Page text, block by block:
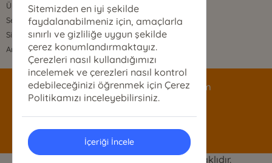
Üye Giriş
Sepetim
Sipariş Takip
Anasayfa
siparis@mecazyayinlari.com
© 2025 Mecaz Yayınları. Her hakkı saklıdır.
Sitemizden en iyi şekilde
faydalanabilmeniz için, amaçlarla
sınırlı ve gizliliğe uygun şekilde
çerez konumlandırmaktayız.
Çerezleri nasıl kullandığımızı
incelemek ve çerezleri nasıl kontrol
edebileceğinizi öğrenmek için Çerez
Politikamızı inceleyebilirsiniz.
İçeriği İncele